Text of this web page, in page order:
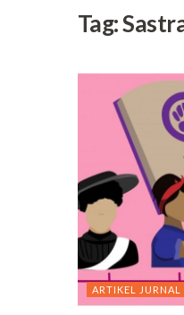
Tag:
ARTIKEL JURNAL